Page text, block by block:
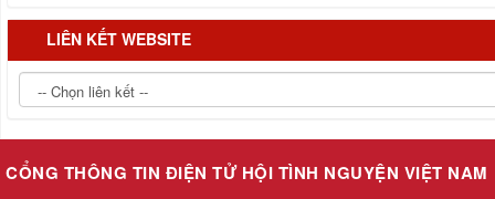
LIÊN KẾT WEBSITE
CỔNG THÔNG TIN ĐIỆN TỬ HỘI TÌNH NGUYỆN VIỆT NAM